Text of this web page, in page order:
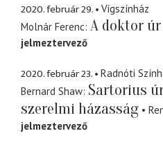
2020. február 29.
Vígszínház
Molnár Ferenc A doktor úr
jelmeztervező
2020. február 23.
Radnóti
Bernard Shaw Sartorius
szerelmi házasság
jelmeztervező